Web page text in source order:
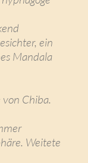
ein
Mandala
Chiba.
Weitete